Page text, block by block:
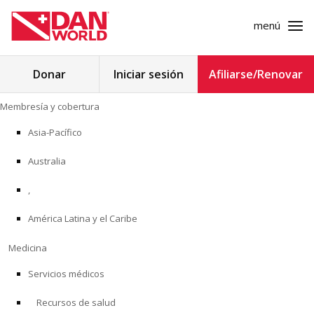
al
contenido
menú
MEMBRESÍA Y COBERTURA
SEGURIDAD
INVESTIGACIÓN
PROGRAMAS PROFESIONALES
Donar Iniciar sesión Afiliarse/Renovar
Membresía y cobertura
Asia-Pacífico
Australia
,
América Latina y el Caribe
Medicina
Servicios médicos
Recursos de salud